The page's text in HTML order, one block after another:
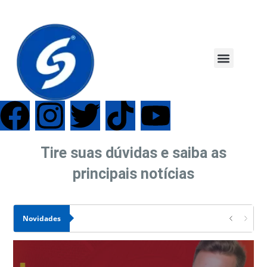
Tire suas dúvidas e saiba as
principais notícias
Novidades